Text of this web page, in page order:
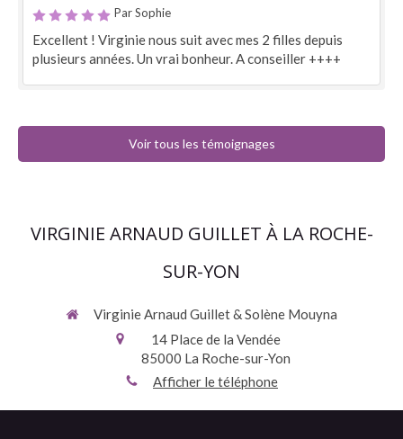
Par Sophie
Excellent ! Virginie nous suit avec mes 2 filles depuis
plusieurs années. Un vrai bonheur. A conseiller ++++
Voir tous les témoignages
VIRGINIE ARNAUD GUILLET À LA ROCHE-
SUR-YON
Virginie Arnaud Guillet & Solène Mouyna
14 Place de la Vendée
85000 La Roche-sur-Yon
Afficher le téléphone